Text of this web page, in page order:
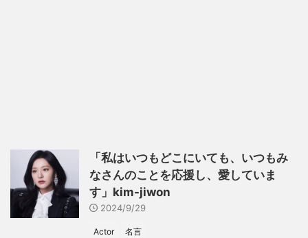
「私はいつもどこにいても、いつもみ
なさんのことを応援し、愛していま
す」kim-jiwon
2024/9/29
Actor 名言